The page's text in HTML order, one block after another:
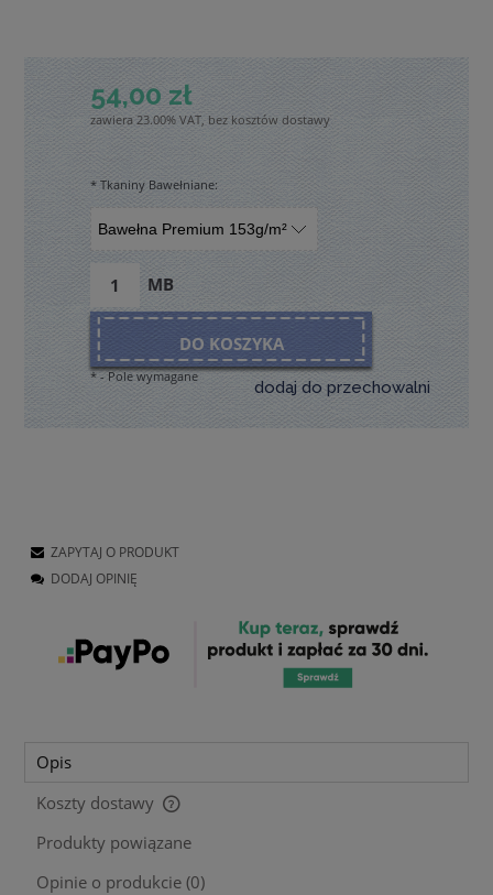
54,00 zł
zawiera 23.00% VAT, bez kosztów dostawy
* Tkaniny Bawełniane:
MB
DO KOSZYKA
dodaj do przechowalni
*- Pole wymagane
ZAPYTAJ O PRODUKT
DODAJ OPINIĘ
Opis
Koszty dostawy
Cena nie zawiera ewentualnych kosztów płatności
Produkty powiązane
Opinie o produkcie (0)